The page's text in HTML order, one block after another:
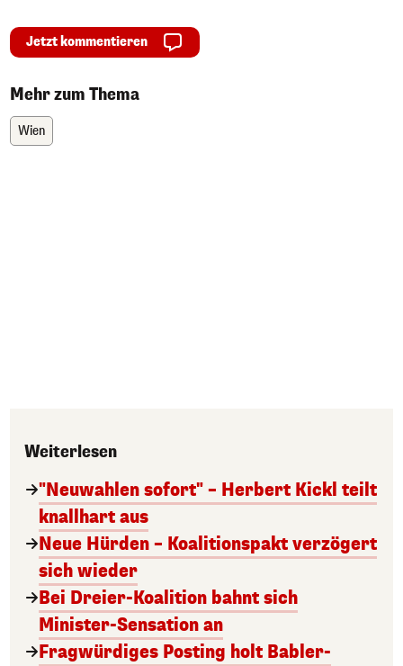
Jetzt kommentieren
Mehr zum Thema
Wien
Weiterlesen
"Neuwahlen sofort" – Herbert Kickl teilt
knallhart aus
Neue Hürden – Koalitionspakt verzögert
sich wieder
Bei Dreier-Koalition bahnt sich
Minister-Sensation an
Fragwürdiges Posting holt Babler-